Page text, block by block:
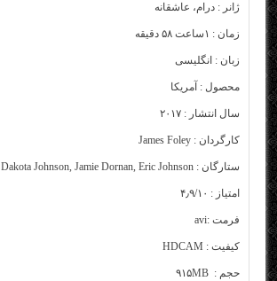
ژانر : درام، عاشقانه
زمان : ۱ساعت ۵۸ دقیقه
زبان : انگلیسی
محصول : آمریکا
سال انتشار : ۲۰۱۷
کارگردان : James Foley
ستارگان :Dakota Johnson, Jamie Dornan, Eric Johnson
امتیاز : ۴٫۹/۱۰
فرمت :avi
کیفیت : HDCAM
حجم : ۹۱۵MB